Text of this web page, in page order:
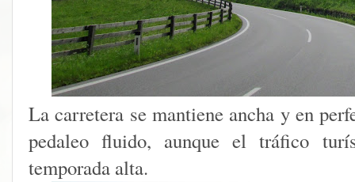
La carretera se mantiene ancha y en
pedaleo fluido, aunque el tráfico
temporada alta.